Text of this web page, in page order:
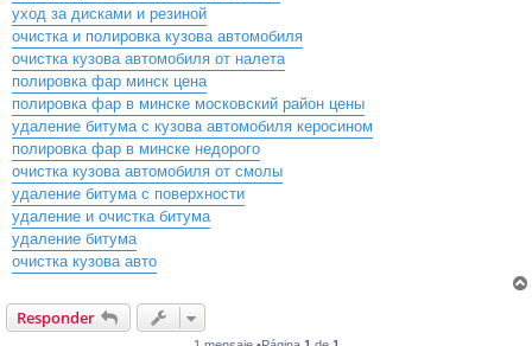
уход за дисками и резиной
очистка и полировка кузова автомобиля
очистка кузова автомобиля от налета
полировка фар минск цена
полировка фар в минске московский район цены
удаление битума с кузова автомобиля керосином
полировка фар в минске недорого
очистка кузова автомобиля от смолы
удаление битума с поверхности
удаление и очистка битума
удаление битума
очистка кузова авто
Responder